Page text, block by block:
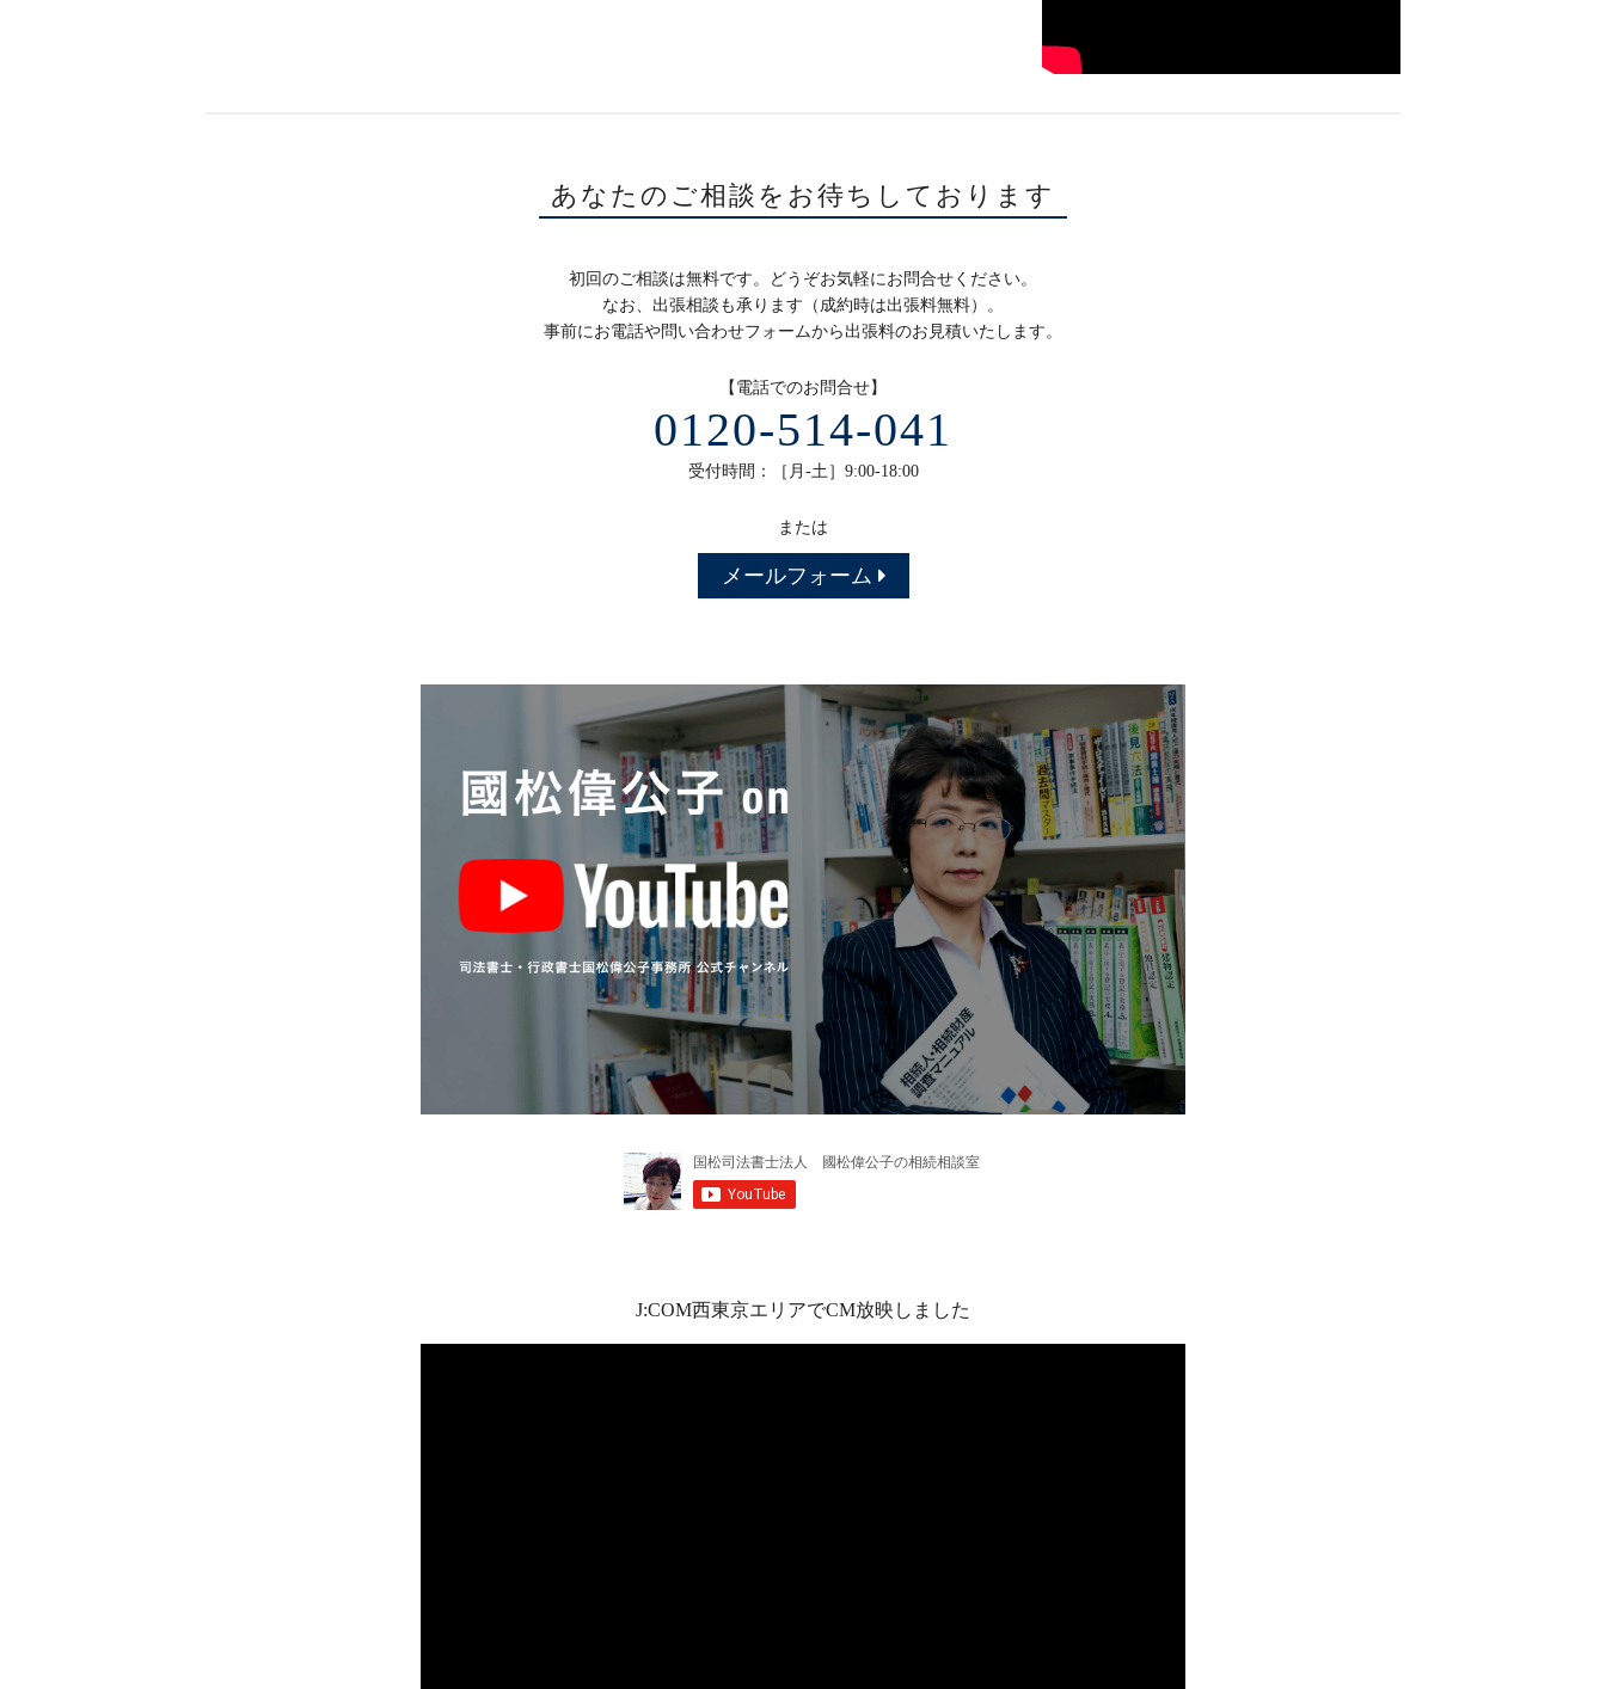
あなたのご相談をお待ちしております
初回のご相談は無料です。どうぞお気軽にお問合せください。
なお、出張相談も承ります（成約時は出張料無料）。
事前にお電話や問い合わせフォームから出張料のお見積いたします。
【電話でのお問合せ】
0120-514-041
受付時間：［月-土］9:00-18:00
または
メールフォーム
J:COM西東京エリアでCM放映しました